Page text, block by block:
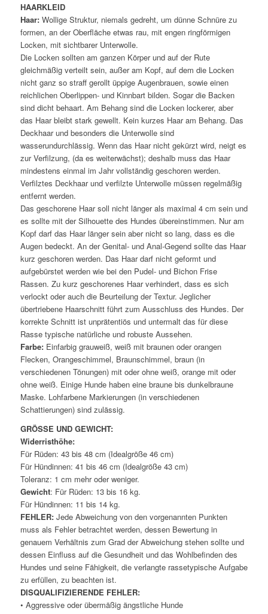
HAARKLEID
Haar:Wollige Struktur, niemals gedreht, um dünne Schnüre zu
formen, an der Oberfläche etwas rau, mit engen ringförmigen
Locken, mit sichtbarer Unterwolle.
Die Locken sollten am ganzen Körper und auf der Rute
gleichmäßig verteilt sein, außer am Kopf, auf dem die Locken
nicht ganz so straff gerollt üppige Augenbrauen, sowie einen
reichlichen Oberlippen- und Kinnbart bilden. Sogar die Backen
sind dicht behaart. Am Behang sind die Locken lockerer, aber
das Haar bleibt stark gewellt. Kein kurzes Haar am Behang. Das
Deckhaar und besonders die Unterwolle sind
wasserundurchlässig. Wenn das Haar nicht gekürzt wird, neigt es
zur Verfilzung, (da es weiterwächst); deshalb muss das Haar
mindestens einmal im Jahr vollständig geschoren werden.
Verfilztes Deckhaar und verfilzte Unterwolle müssen regelmäßig
entfernt werden.
Das geschorene Haar soll nicht länger als maximal 4 cm sein und
es sollte mit der Silhouette des Hundes übereinstimmen. Nur am
Kopf darf das Haar länger sein aber nicht so lang, dass es die
Augen bedeckt. An der Genital- und Anal-Gegend sollte das Haar
kurz geschoren werden. Das Haar darf nicht geformt und
aufgebürstet werden wie bei den Pudel- und Bichon Frise
Rassen. Zu kurz geschorenes Haar verhindert, dass es sich
verlockt oder auch die Beurteilung der Textur. Jeglicher
übertriebene Haarschnitt führt zum Ausschluss des Hundes. Der
korrekte Schnitt ist unprätentiös und untermalt das für diese
Rasse typische natürliche und robuste Aussehen.
Farbe:Einfarbig grauweiß, weiß mit braunen oder orangen
Flecken, Orangeschimmel, Braunschimmel, braun (in
verschiedenen Tönungen) mit oder ohne weiß, orange mit oder
ohne weiß. Einige Hunde haben eine braune bis dunkelbraune
Maske. Lohfarbene Markierungen (in verschiedenen
Schattierungen) sind zulässig.
GRÖSSE UND GEWICHT:
Widerristhöhe:
Für Rüden: 43 bis 48 cm (Idealgröße 46 cm)
Für Hündinnen: 41 bis 46 cm (Idealgröße 43 cm)
Toleranz: 1 cm mehr oder weniger.
Gewicht: Für Rüden: 13 bis 16 kg.
Für Hündinnen: 11 bis 14 kg.
FEHLER:Jede Abweichung von den vorgenannten Punkten
muss als Fehler betrachtet werden, dessen Bewertung in
genauem Verhältnis zum Grad der Abweichung stehen sollte und
dessen Einfluss auf die Gesundheit und das Wohlbefinden des
Hundes und seine Fähigkeit, die verlangte rassetypische Aufgabe
zu erfüllen, zu beachten ist.
DISQUALIFIZIERENDE FEHLER:
• Aggressive oder übermäßig ängstliche Hunde